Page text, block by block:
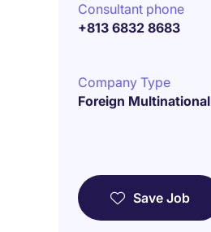
Consultant phone
+813 6832 8683
Company Type
Foreign Multinational
Save Job